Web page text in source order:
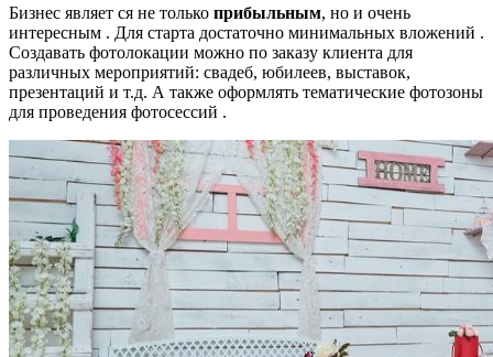
Бизнес являет ся не только прибыльным, но и очень
интересным . Для старта достаточно минимальных вложений .
Создавать фотолокации можно по заказу клиента для
различных мероприятий: свадеб, юбилеев, выставок,
презентаций и т.д. А также оформлять тематические фотозоны
для проведения фотосессий .